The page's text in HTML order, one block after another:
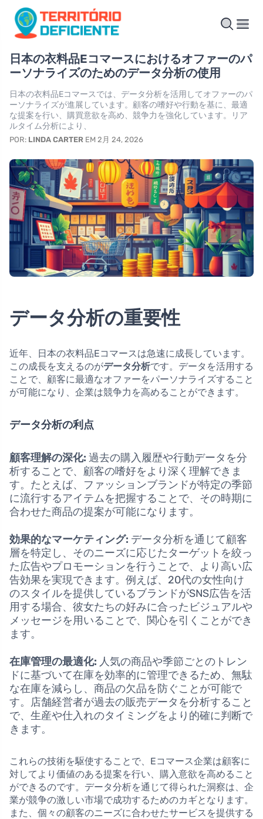
日本の衣料品Eコマースにおけるオファーのパ
ーソナライズのためのデータ分析の使用
日本の衣料品Eコマースでは、データ分析を活用してオファーのパ
ーソナライズが進展しています。顧客の嗜好や行動を基に、最適
な提案を行い、購買意欲を高め、競争力を強化しています。リア
ルタイム分析により、
POR: LINDA CARTER EM 2月 24, 2026
データ分析の重要性
近年、日本の衣料品Eコマースは急速に成長しています。
この成長を支えるのがデータ分析です。データを活用する
ことで、顧客に最適なオファーをパーソナライズすること
が可能になり、企業は競争力を高めることができます。
データ分析の利点
顧客理解の深化: 過去の購入履歴や行動データを分
析することで、顧客の嗜好をより深く理解できま
す。たとえば、ファッションブランドが特定の季節
に流行するアイテムを把握することで、その時期に
合わせた商品の提案が可能になります。
効果的なマーケティング: データ分析を通じて顧客
層を特定し、そのニーズに応じたターゲットを絞っ
た広告やプロモーションを行うことで、より高い広
告効果を実現できます。例えば、20代の女性向け
のスタイルを提供しているブランドがSNS広告を活
用する場合、彼女たちの好みに合ったビジュアルや
メッセージを用いることで、関心を引くことができ
ます。
在庫管理の最適化: 人気の商品や季節ごとのトレン
ドに基づいて在庫を効率的に管理できるため、無駄
な在庫を減らし、商品の欠品を防ぐことが可能で
す。店舗経営者が過去の販売データを分析すること
で、生産や仕入れのタイミングをより的確に判断で
きます。
これらの技術を駆使することで、Eコマース企業は顧客に
対してより価値のある提案を行い、購入意欲を高めること
ができるのです。データ分析を通じて得られた洞察は、企
業が競争の激しい市場で成功するためのカギとなります。
また、個々の顧客のニーズに合わせたサービスを提供する